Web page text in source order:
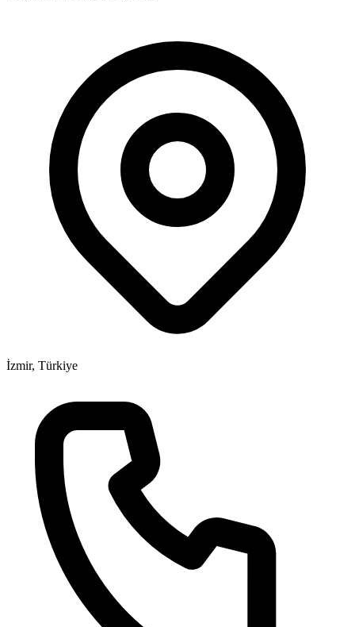
İzmir, Türkiye